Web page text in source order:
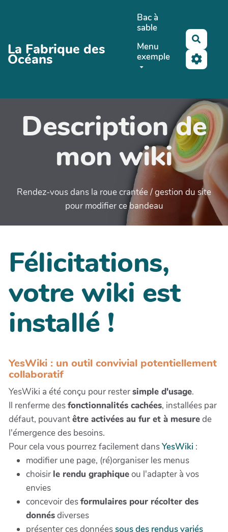
La Fabrique des
Océans
Bac à
sable
Menu
exemple
Description de
mon wiki
Rendez-vous dans la roue crantée / gestion du site
pour modifier ce bandeau
Félicitations,
votre wiki est
installé !
YesWiki : un outil convivial potentiellement
collaboratif
YesWiki a été conçu pour restersimple d'usage.
Il renferme desfonctionnalités cachées, installées par
défaut, pouvantêtre activées au fur et à mesurede
l'émergence des besoins.
Pour cela vous pourrez facilement dansYesWiki :
modifier une page, (ré)organiser les menus
choisir le rendu graphiqueou l'adapter à vos
envies
concevoir desformulaires pour récolter des
donnésdiverses
présenter ces donnéessous des rendus variés